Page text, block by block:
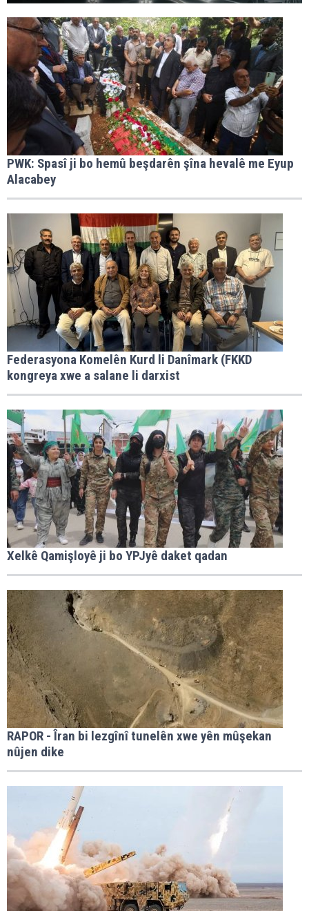
PWK: Spasî ji bo hemû beşdarên şîna hevalê me Eyup
Alacabey
Federasyona Komelên Kurd li Danîmark (FKKD
kongreya xwe a salane li darxist
Xelkê Qamişloyê ji bo YPJyê daket qadan
RAPOR - Îran bi lezgînî tunelên xwe yên mûşekan
nûjen dike